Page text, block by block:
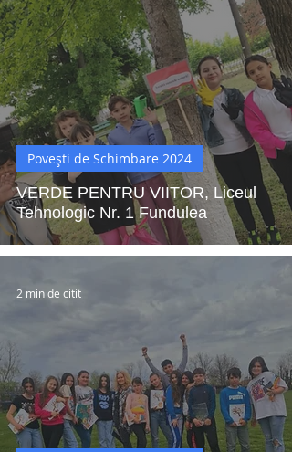
VERDE PENTRU VIITOR, Liceul
Tehnologic Nr. 1 Fundulea
Povești de Schimbare 2024
2 min de citit